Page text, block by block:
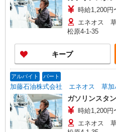
時給1,200
エネオス 草
松原4-1-35
キープ
アルバイト パート
加藤石油株式会社 エネオス 草加
ガソリンスタ
時給1,200
エネオス 草